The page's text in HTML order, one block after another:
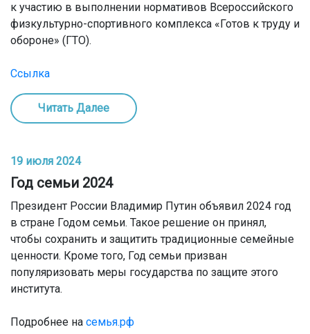
к участию в выполнении нормативов Всероссийского
физкультурно-спортивного комплекса «Готов к труду и
обороне» (ГТО).
Ссылка
Читать Далее
19 июля 2024
Год семьи 2024
Президент России Владимир Путин объявил 2024 год
в стране Годом семьи. Такое решение он принял,
чтобы сохранить и защитить традиционные семейные
ценности. Кроме того, Год семьи призван
популяризовать меры государства по защите этого
института.
Подробнее на семья.рф